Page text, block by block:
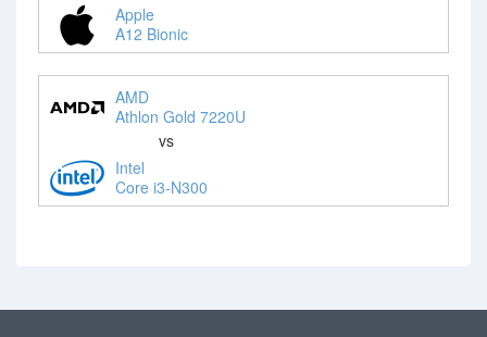
Apple
A12 Bionic
AMD
Athlon Gold 7220U
vs
Intel
Core i3-N300